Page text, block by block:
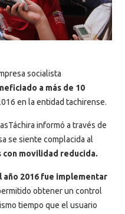
socialista
a más de 10
en la entidad tachirense.
informó a través de
se siente complacida al
con movilidad reducida.
año 2016 fue implementar
obtener un control
tiempo que el usuario